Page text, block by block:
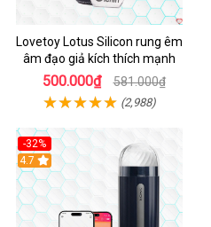
Lovetoy Lotus Silicon rung êm
âm đạo giả kích thích mạnh
500.000₫ 581.000₫
(2,988)
-32%
Hot
4.7